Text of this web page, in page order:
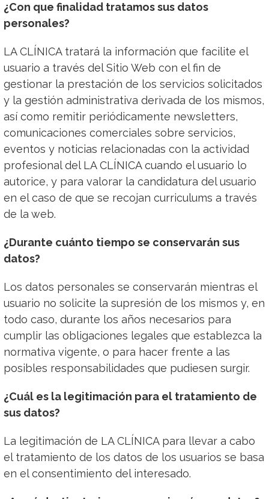
¿Con que finalidad tratamos sus datos
personales?
LA CLÍNICA tratará la información que facilite el
usuario a través del Sitio Web con el fin de
gestionar la prestación de los servicios solicitados
y la gestión administrativa derivada de los mismos,
así como remitir periódicamente newsletters,
comunicaciones comerciales sobre servicios,
eventos y noticias relacionadas con la actividad
profesional del LA CLÍNICA cuando el usuario lo
autorice, y para valorar la candidatura del usuario
en el caso de que se recojan curriculums a través
de la web.
¿Durante cuánto tiempo se conservarán sus
datos?
Los datos personales se conservarán mientras el
usuario no solicite la supresión de los mismos y, en
todo caso, durante los años necesarios para
cumplir las obligaciones legales que establezca la
normativa vigente, o para hacer frente a las
posibles responsabilidades que pudiesen surgir.
¿Cuál es la legitimación para el tratamiento de
sus datos?
La legitimación de LA CLÍNICA para llevar a cabo
el tratamiento de los datos de los usuarios se basa
en el consentimiento del interesado.